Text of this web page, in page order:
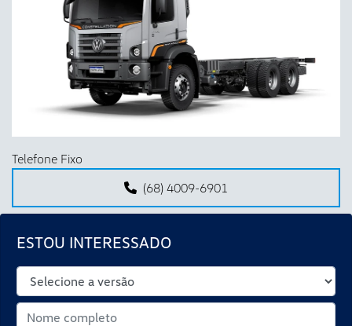
ESTOU INTERESSADO
Anterior
Telefone Fixo
(68) 4009-6901